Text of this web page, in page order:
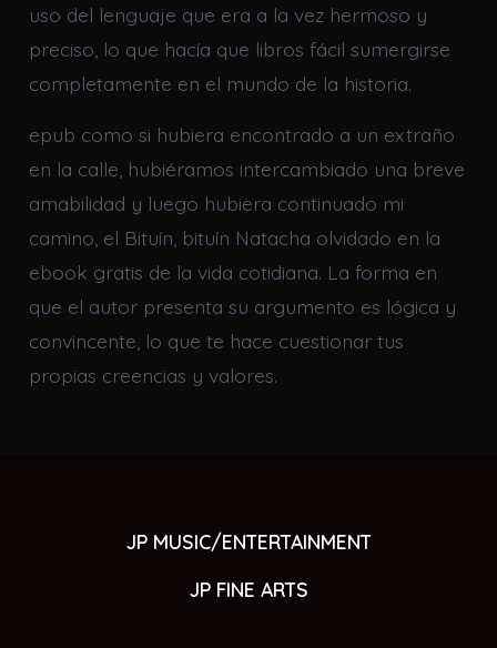
uso del lenguaje que era a la vez hermoso y
preciso, lo que hacía que libros fácil sumergirse
completamente en el mundo de la historia.
epub como si hubiera encontrado a un extraño
en la calle, hubiéramos intercambiado una breve
amabilidad y luego hubiera continuado mi
camino, el Bituín, bituín Natacha olvidado en la
ebook gratis de la vida cotidiana. La forma en
que el autor presenta su argumento es lógica y
convincente, lo que te hace cuestionar tus
propias creencias y valores.
JP MUSIC/ENTERTAINMENT
JP FINE ARTS